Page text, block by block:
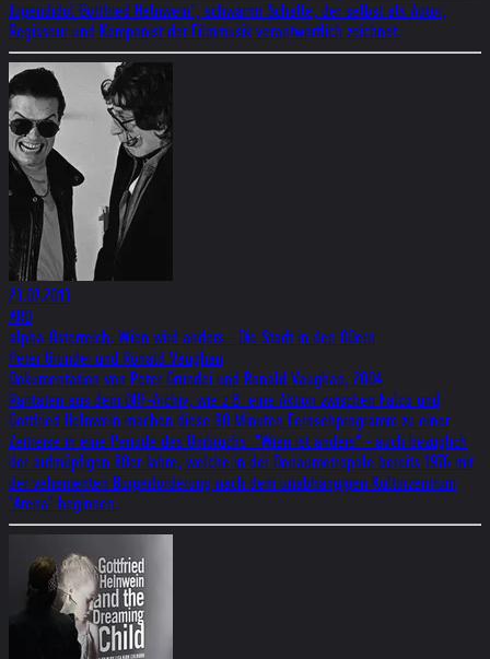
Jugendidol Gottfried Helnwein", schwärmt Schalle, der selbst als Autor,
Regisseur und Komponist der Filmmusik verantwortlich zeichnet.
23.07.2013
ARD
alpha-Österreich: Wien wird anders - Die Stadt in den 80ern
Peter Grundei und Ronald Vaughan
Dokumentation von Peter Grundei und Ronald Vaughan, 2004
Raritäten aus dem ORF-Archiv, wie z.B. eine Aktion zwischen Falco und
Gottfried Helnwein machen diese 90 Minuten Fernsehprogramm zu einer
Zeitreise in eine Periode des Umbruchs. "Wien ist anders" - auch bezüglich
der aufmüpfigen 80er Jahre, welche in der Donaumetropole bereits 1976 mit
der vehementen Bürgerforderung nach dem unabhängigen Kulturzentrum
"Arena" beginnen.